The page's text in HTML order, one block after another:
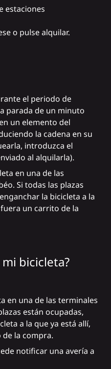
estaciones
o pulse alquilar.
el periodo de
parada de un minuto
un elemento del
la cadena en su
introduzca el
al alquilarla).
en una de las
Si todas las plazas
la bicicleta a la
un carrito de la
bicicleta?
en una de las terminales
están ocupadas,
a la que ya está allí,
la compra.
notificar una avería a